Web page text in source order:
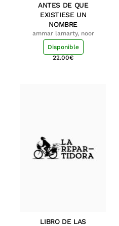
ANTES DE QUE
EXISTIESE UN
NOMBRE
ammar lamarty, noor
Disponible
22.00€
LIBRO DE LAS